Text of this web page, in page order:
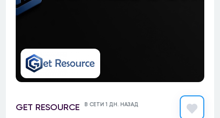
GET RESOURCE В СЕТИ 1 ДН. НАЗАД